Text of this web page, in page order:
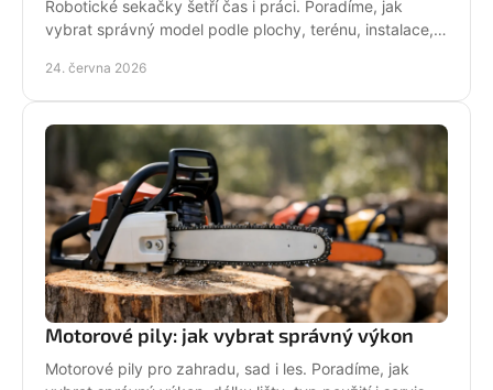
Robotické sekačky šetří čas i práci. Poradíme, jak
vybrat správný model podle plochy, terénu, instalace,
24. června 2026
Motorové pily: jak vybrat správný výkon
Motorové pily pro zahradu, sad i les. Poradíme, jak